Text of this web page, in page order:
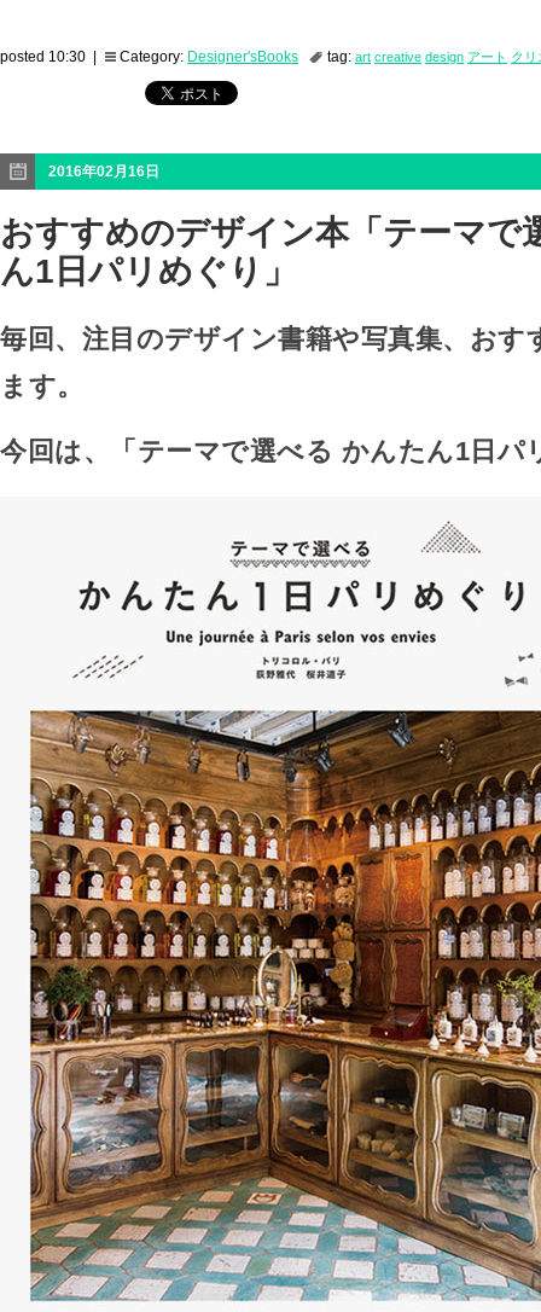
posted 10:30 | Category: Designer'sBooks tag: art creative design アート クリ
2016年02月16日
おすすめのデザイン本「テーマで
ん1日パリめぐり」
毎回、注目のデザイン書籍や写真集、おす
ます。
今回は、「テーマで選べる かんたん1日パ